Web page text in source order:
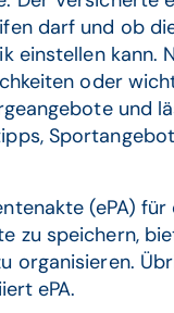
darf und ob
einstellen kann.
oder
und
(ePA)
speichern,
organisieren.
ePA.